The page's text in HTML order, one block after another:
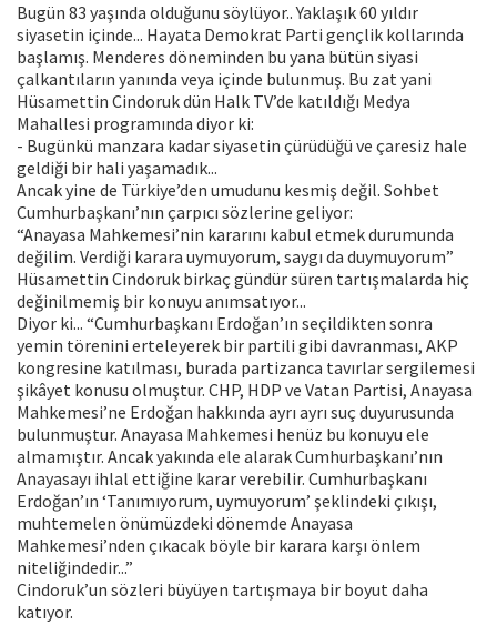
Bugün 83 yaşında olduğunu söylüyor.. Yaklaşık 60 yıldır
siyasetin içinde... Hayata Demokrat Parti gençlik kollarında
başlamış. Menderes döneminden bu yana bütün siyasi
çalkantıların yanında veya içinde bulunmuş. Bu zat yani
Hüsamettin Cindoruk dün Halk TV’de katıldığı Medya
Mahallesi programında diyor ki:
- Bugünkü manzara kadar siyasetin çürüdüğü ve çaresiz hale
geldiği bir hali yaşamadık...
Ancak yine de Türkiye’den umudunu kesmiş değil. Sohbet
Cumhurbaşkanı’nın çarpıcı sözlerine geliyor:
“Anayasa Mahkemesi’nin kararını kabul etmek durumunda
değilim. Verdiği karara uymuyorum, saygı da duymuyorum”
Hüsamettin Cindoruk birkaç gündür süren tartışmalarda hiç
değinilmemiş bir konuyu anımsatıyor...
Diyor ki... “Cumhurbaşkanı Erdoğan’ın seçildikten sonra
yemin törenini erteleyerek bir partili gibi davranması, AKP
kongresine katılması, burada partizanca tavırlar sergilemesi
şikâyet konusu olmuştur. CHP, HDP ve Vatan Partisi, Anayasa
Mahkemesi’ne Erdoğan hakkında ayrı ayrı suç duyurusunda
bulunmuştur. Anayasa Mahkemesi henüz bu konuyu ele
almamıştır. Ancak yakında ele alarak Cumhurbaşkanı’nın
Anayasayı ihlal ettiğine karar verebilir. Cumhurbaşkanı
Erdoğan’ın ‘Tanımıyorum, uymuyorum’ şeklindeki çıkışı,
muhtemelen önümüzdeki dönemde Anayasa
Mahkemesi’nden çıkacak böyle bir karara karşı önlem
niteliğindedir...”
Cindoruk’un sözleri büyüyen tartışmaya bir boyut daha
katıyor.